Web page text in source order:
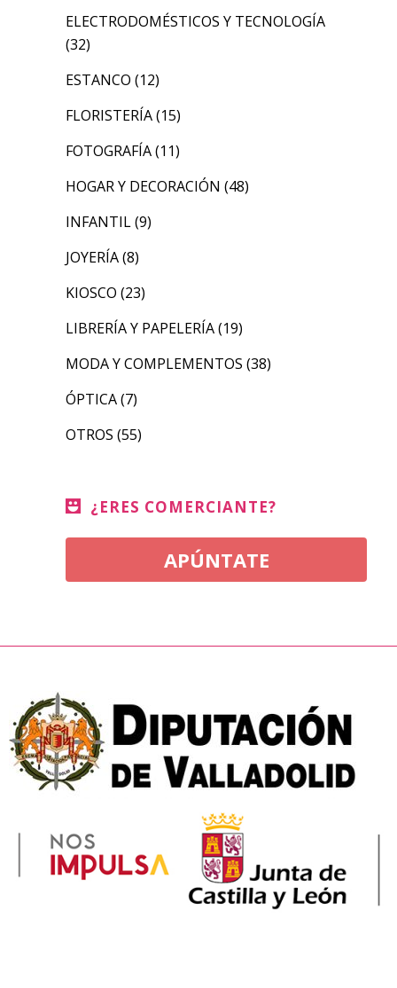
ELECTRODOMÉSTICOS Y TECNOLOGÍA
(32)
ESTANCO (12)
FLORISTERÍA(15)
FOTOGRAFÍA(11)
HOGAR Y DECORACIÓN (48)
INFANTIL(9)
JOYERÍA(8)
KIOSCO (23)
LIBRERÍA Y PAPELERÍA(19)
MODA Y COMPLEMENTOS (38)
ÓPTICA(7)
OTROS (55)
¿ERES COMERCIANTE?
APÚNTATE